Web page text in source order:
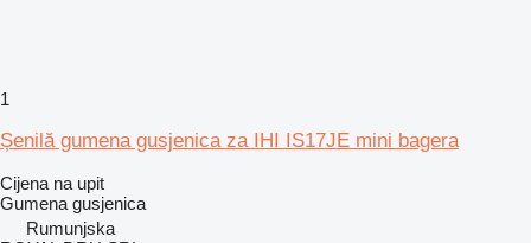
1
Șenilă gumena gusjenica za IHI IS17JE mini bagera
Cijena na upit
Gumena gusjenica
Rumunjska